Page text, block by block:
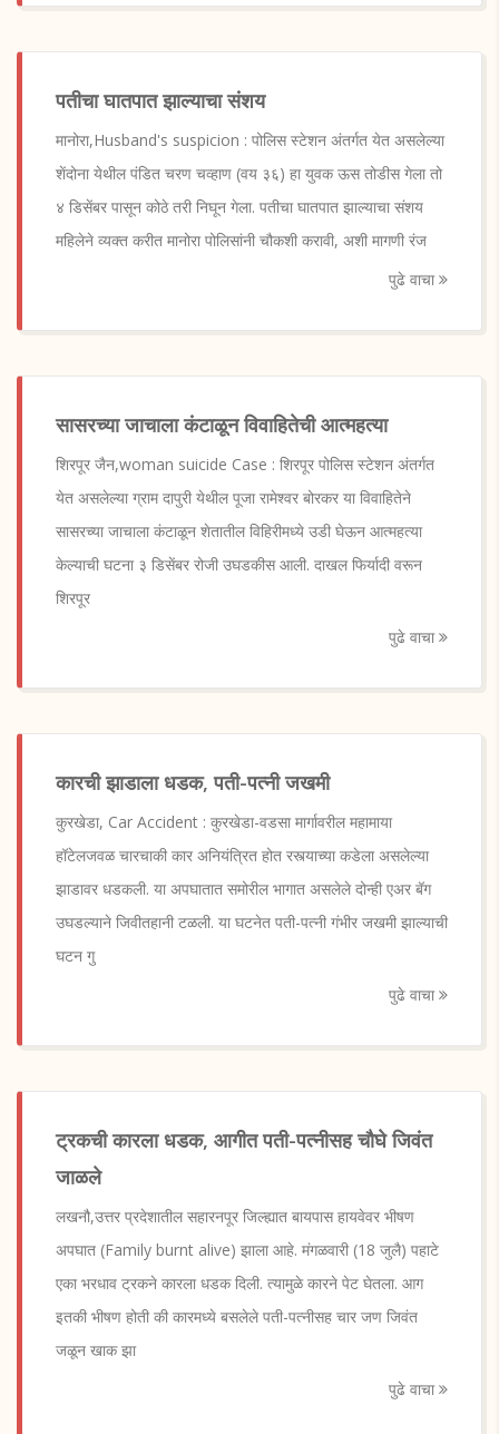
पतीचा घातपात झाल्याचा संशय
मानोरा,Husband's suspicion : पोलिस स्टेशन अंतर्गत येत असलेल्या
शेंदोना येथील पंडित चरण चव्हाण (वय ३६) हा युवक ऊस तोडीस गेला तो
४ डिसेंबर पासून कोठे तरी निघून गेला. पतीचा घातपात झाल्याचा संशय
महिलेने व्यक्त करीत मानोरा पोलिसांनी चौकशी करावी, अशी मागणी रंज
पुढे वाचा
सासरच्या जाचाला कंटाळून विवाहितेची आत्महत्या
शिरपूर जैन,woman suicide Case : शिरपूर पोलिस स्टेशन अंतर्गत
येत असलेल्या ग्राम दापुरी येथील पूजा रामेश्वर बोरकर या विवाहितेने
सासरच्या जाचाला कंटाळून शेतातील विहिरीमध्ये उडी घेऊन आत्महत्या
केल्याची घटना ३ डिसेंबर रोजी उघडकीस आली. दाखल फिर्यादी वरून
शिरपूर
पुढे वाचा
कारची झाडाला धडक, पती-पत्नी जखमी
कुरखेडा, Car Accident : कुरखेडा-वडसा मार्गावरील महामाया
हॉटेलजवळ चारचाकी कार अनियंत्रित होत रस्त्याच्या कडेला असलेल्या
झाडावर धडकली. या अपघातात समोरील भागात असलेले दोन्ही एअर बॅग
उघडल्याने जिवीतहानी टळली. या घटनेत पती-पत्नी गंभीर जखमी झाल्याची
घटन गु
पुढे वाचा
ट्रकची कारला धडक, आगीत पती-पत्नीसह चौघे जिवंत
जाळले
लखनौ,उत्तर प्रदेशातील सहारनपूर जिल्ह्यात बायपास हायवेवर भीषण
अपघात (Family burnt alive) झाला आहे. मंगळवारी (18 जुलै) पहाटे
एका भरधाव ट्रकने कारला धडक दिली. त्यामुळे कारने पेट घेतला. आग
इतकी भीषण होती की कारमध्ये बसलेले पती-पत्नीसह चार जण जिवंत
जळून खाक झा
पुढे वाचा